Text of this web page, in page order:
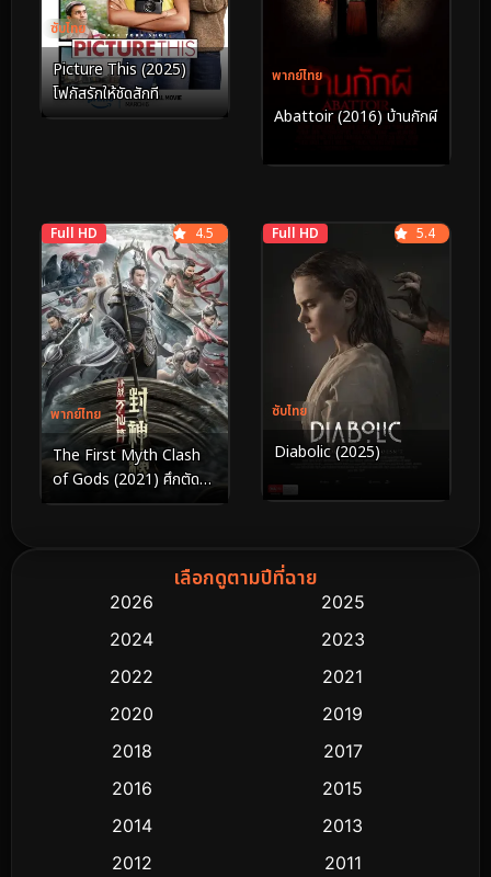
ซับไทย
Picture This (2025)
โฟกัสรักให้ชัดสักที
พากย์ไทย
Abattoir (2016) บ้านกักผี
Full HD
พากย์ไทย
4.5
The First Myth Clash
of Gods (2021) ศึกตัดสิน
ชะตาหมื่นเซียน
Full HD
ซับไทย
5.4
Diabolic (2025)
เลือกดูตามปีที่ฉาย
2026
2025
2024
2023
2022
2021
2020
2019
2018
2017
2016
2015
2014
2013
2012
2011